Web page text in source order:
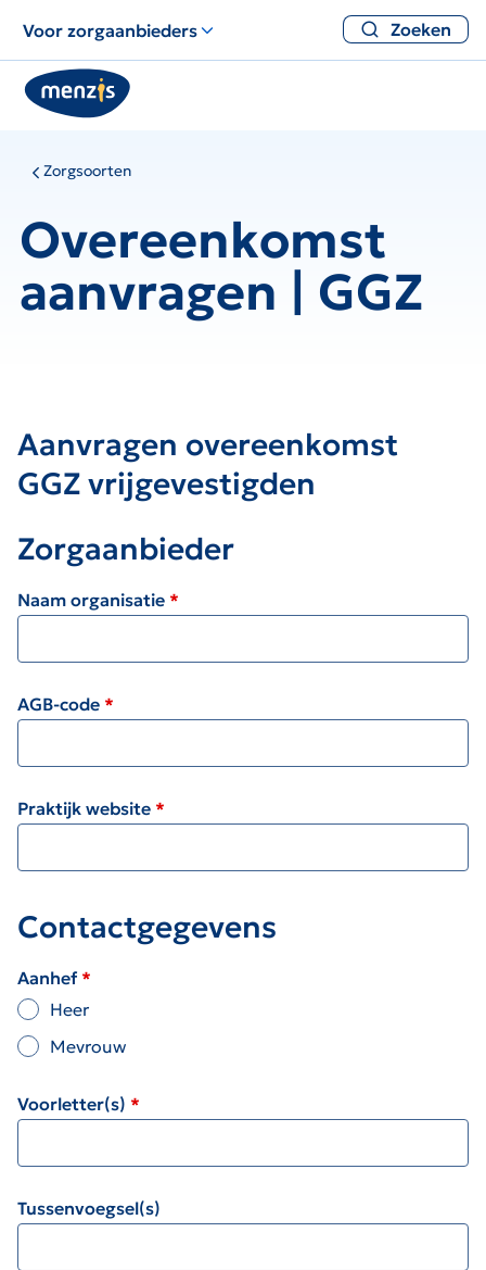
Voor zorgaanbieders Zoeken
Zorgsoorten
Overeenkomst
aanvragen | GGZ
Aanvragen overeenkomst
GGZ vrijgevestigden
Zorgaanbieder
Naam organisatie
AGB-code
Praktijk website
Contactgegevens
Aanhef
Heer
Mevrouw
Voorletter(s)
Tussenvoegsel(s)